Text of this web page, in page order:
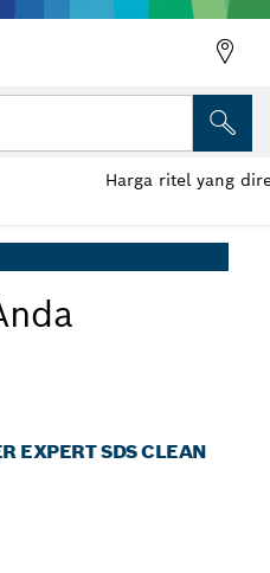
SDS Clean max-8X untuk
EXPERT SDS CLEAN
EXPERT SDS Clean
Harga ritel yang